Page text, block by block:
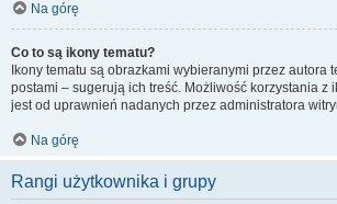
Na górę
Co to są ikony tematu?
Ikony tematu są obrazkami wybieranymi przez autora
postami – sugerują ich treść. Możliwość korzystania z
jest od uprawnień nadanych przez administratora
Na górę
Rangi użytkownika i grupy